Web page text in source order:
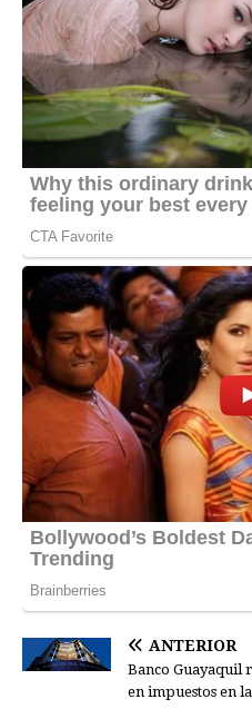
ANTERIOR
Banco Guayaquil
en impuestos en